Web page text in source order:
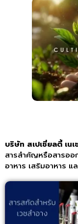
บริษัท สเปเชี่ยลตี้ เน
สารสำคัญหรือสารออ
อาหาร เสริมอาหาร